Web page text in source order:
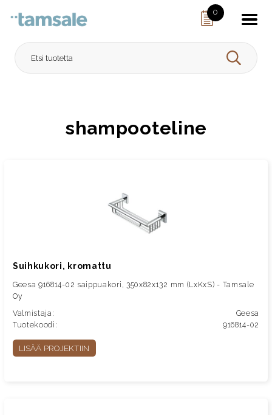
0
HAE
shampooteline
Suihkukori, kromattu
Geesa 916814-02 saippuakori, 350x82x132 mm (LxKxS) - Tamsale
Oy
Valmistaja:
Geesa
Tuotekoodi:
916814-02
LISÄÄ PROJEKTIIN